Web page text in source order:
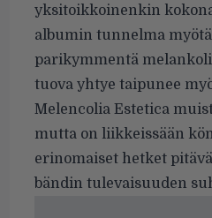
yksitoikkoinenkin
albumin tunnelma
parikymmentä
tuova yhtye taipunee
Melencolia Estetica
mutta on liikkeissään
erinomaiset hetket
bändin tulevaisuuden